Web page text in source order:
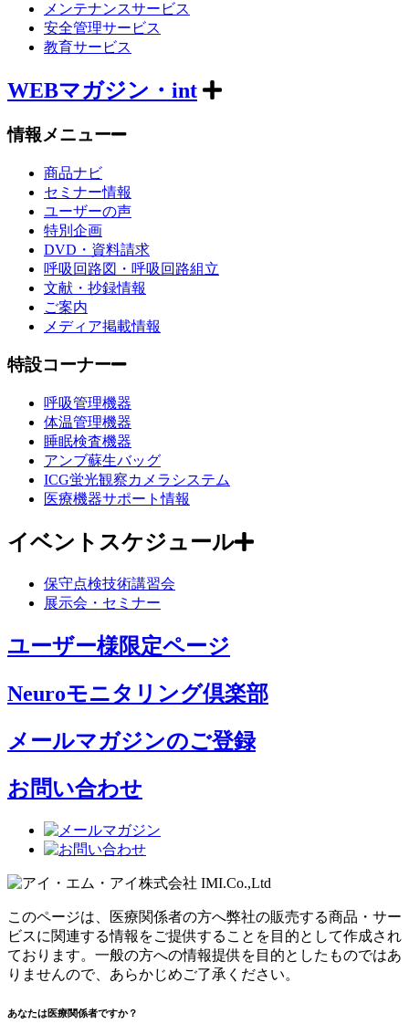
メンテナンスサービス
安全管理サービス
教育サービス
WEBマガジン・int
情報メニュー
商品ナビ
セミナー情報
ユーザーの声
特別企画
DVD・資料請求
呼吸回路図・呼吸回路組立
文献・抄録情報
ご案内
メディア掲載情報
特設コーナー
呼吸管理機器
体温管理機器
睡眠検査機器
アンブ蘇生バッグ
ICG蛍光観察カメラシステム
医療機器サポート情報
イベントスケジュール
保守点検技術講習会
展示会・セミナー
ユーザー様限定ページ
Neuroモニタリング倶楽部
メールマガジンのご登録
お問い合わせ
このページは、医療関係者の方へ弊社の販売する商品・サー
ビスに関連する情報をご提供することを目的として作成され
ております。一般の方への情報提供を目的としたものではあ
りませんので、あらかじめご了承ください。
あなたは医療関係者ですか？